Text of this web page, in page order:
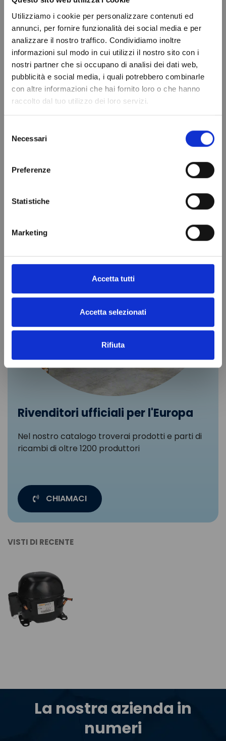
Utilizziamo i cookie per personalizzare contenuti ed
annunci, per fornire funzionalità dei social media e per
analizzare il nostro traffico. Condividiamo inoltre
informazioni sul modo in cui utilizzi il nostro sito con i
nostri partner che si occupano di analisi dei dati web,
pubblicità e social media, i quali potrebbero combinarle
con altre informazioni che hai fornito loro o che hanno
raccolto dal tuo utilizzo dei loro servizi.
delNecessari
Preferenze
Statistiche
Marketing
Accetta tutti
Accetta selezionati
Rifiuta
Gas
Refrigerante
R134a - 1,1 Lt -
0,9 kg. - valvola
¼
69,97 €
FILTRO
DISIDRATATORE
ANTIACIDO DCL
053
18,99 €
Rivenditori ufficiali per l'Europa
Nel nostro catalogo troverai prodotti e parti di
ricambi di oltre 1200 produttori
CHIAMACI
VISTI DI RECENTE
La nostra azienda in
numeri
Do not show again.